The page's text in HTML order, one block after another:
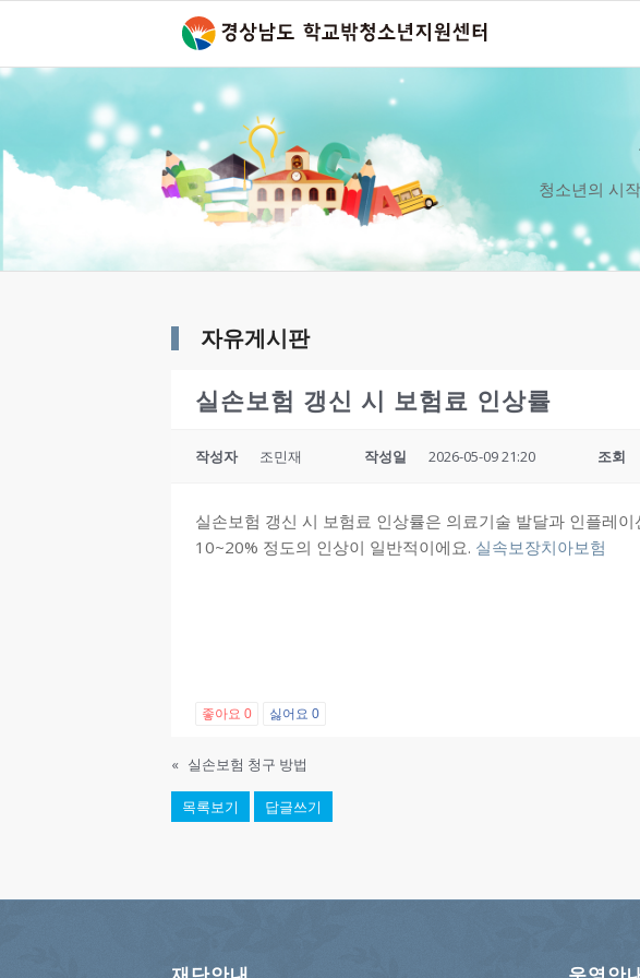
청소년의 시
자유게시판
실손보험 갱신 시 보험료 인상률
작성자 조민재 작성일 2026-05-09 21:20 조회
실손보험 갱신 시 보험료 인상률은 의료기술 발달과 인플레
10~20% 정도의 인상이 일반적이에요. 실속보장치아보험
좋아요 0 싫어요 0
« 실손보험 청구 방법
목록보기 답글쓰기